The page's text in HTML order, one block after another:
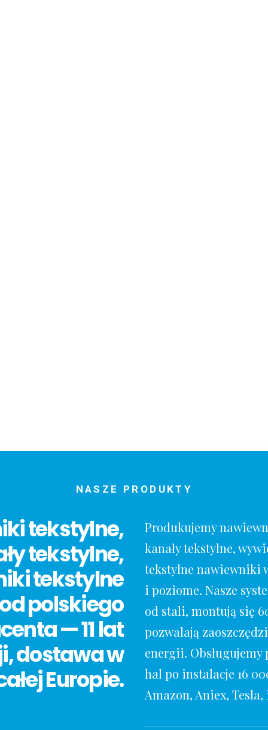
NASZE PRODUKTY
tekstylne,
tekstylne,
tekstylne
polskiego
— 11 lat
dostawa w
Europie.
Produkujemy
kanały tekstylne,
tekstylne nawiewniki
i poziome. Nasze
od stali, montują się
pozwalają
energii. Obsługujemy
hal po instalacje 16
Amazon, Aniex, Tesla,